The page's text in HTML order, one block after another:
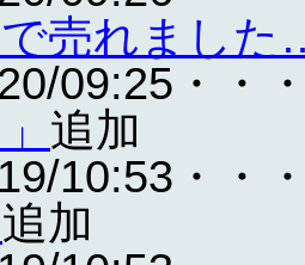
で売れまし
09:25・・
追加
10:53・・
追加